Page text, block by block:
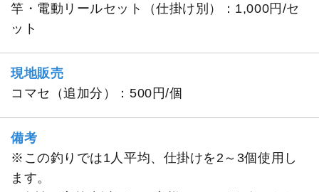
竿・電動リールセット（仕掛け別）：1,000円/セ
ット
現地販売
コマセ（追加分）：500円/個
備考
※この釣りでは1人平均、仕掛けを2～3個使用し
ます。